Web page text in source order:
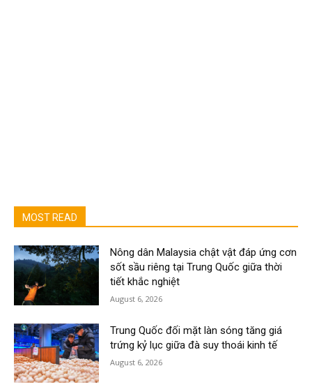
MOST READ
Nông dân Malaysia chật vật đáp ứng cơn
sốt sầu riêng tại Trung Quốc giữa thời
tiết khắc nghiệt
August 6, 2026
Trung Quốc đối mặt làn sóng tăng giá
trứng kỷ lục giữa đà suy thoái kinh tế
August 6, 2026